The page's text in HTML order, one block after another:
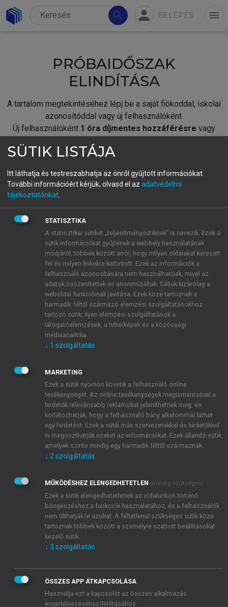
search person BELÉPÉS menu
PRÓBAIDŐSZAK
ELINDÍTÁSA
A tartalom megtekintéséhez lépj be a saját fiókoddal, iskolai
azonosítóddal vagy új felhasználóként.
Új felhasználóként 1 óra díjmentes hozzáférésre vagy
fiókoddal,vagy hozz létre új fiókot.
A regisztráció után apróbaidőszakautomatikusan
BELÉPÉS SAJÁT FIÓKKAL
ÚJ FIÓK LÉTREHOZÁSA
1 óra díjmentes hozzáférés
E-MAIL-CÍM
JELSZÓ
JELSZÓ ÚJRA
Kérek értesítést a MeRSZ újdonságairól, akcióiról.
Kérek értesítést az Akadémiai Kiadó Zrt. újdonságairól,
Adatkezelési tájékoztatóbanfoglaltakat tudomásul
veszem és elfogadom.
Általános vásárlási feltételeket, valamint a szotar.netés a
mersz.huoldalak licencszerződéseiben foglaltakat
tudomásul veszem és elfogadom.
KIPRÓBÁLOM
SÜTIK LISTÁJA
Itt láthatja és testreszabhatja az önről gyűjtött információkat.
További információért kérjük, olvasd el az adatvédelmi
tájékoztatónkat
STATISZTIKA
A statisztikai sütiket „teljesítménysütiknek” is nevezik. Ezek a
sütik információkat gyűjtenek a webhely használatának
módjáról, többek között arról, hogy milyen oldalakat keresett
fel és milyen linkekre kattintott. Ezek az információk a
felhasználó azonosítására nem használhatóak, mivel az
adatok összesítettek és anonimizáltak. Céljuk kizárólag a
weboldal funkcióinak javítása. Ezek közé tartoznak a
harmadik féltől származó elemzési szolgáltatásokhoz
tartozó sütik; ilyen elemzési szolgáltatások a
látogatóelemzések, a hőtérképek és a közösségi
médiaanalitika.
↓ 1 szolgáltatás
MARKETING
Ezek a sütik nyomon követik a felhasználó online
tevékenységét. Az online tevékenységek megismerésével a
hirdetők relevánsabb reklámokat jeleníthetnek meg, és
korlátozhatják, hogy a felhasználó hány alkalommal láthat
egy hirdetést. Ezek a sütik más szervezetekkel és hirdetőkkel
is megoszthatják ezeket az információkat. Ezek állandó sütik,
amelyek szinte mindig egy harmadik féltől származnak.
↓ 2 szolgáltatás
MŰKÖDÉSHEZ ELENGEDHETETLEN (mindig szükséges)
Ezek a sütik elengedhetetlenek az oldalunkon történő
böngészéshez,a funkciók használatához, és a felhasználók
nem tilthatják le azokat. A feltétlenül szükséges sütik közé
tartoznak többek között a személyre szabott beállításokat
kezelő sütik.
↓ 3 szolgáltatás
ÖSSZES APP ÁTKAPCSOLÁSA
Használja ezt a kapcsolót az összes alkalmazás
engedélyezéséhez/letiltásához.